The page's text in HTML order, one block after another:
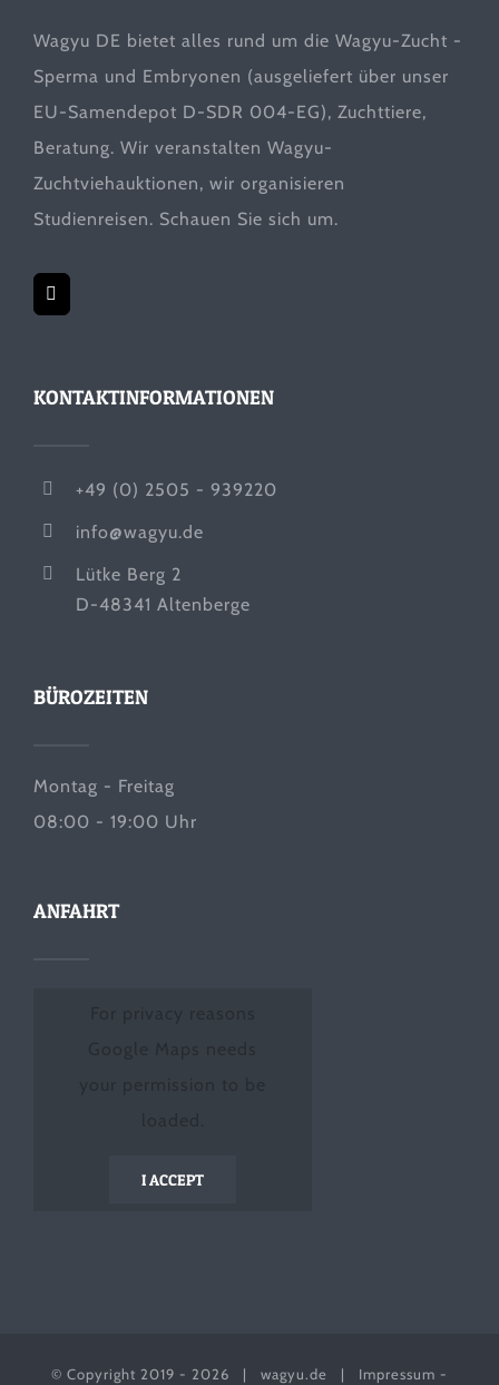
Wagyu DE bietet alles rund um die Wagyu-Zucht -
Sperma und Embryonen (ausgeliefert über unser
EU-Samendepot D-SDR 004-EG), Zuchttiere,
Beratung. Wir veranstalten Wagyu-
Zuchtviehauktionen, wir organisieren
Studienreisen. Schauen Sie sich um.
KONTAKTINFORMATIONEN
+49 (0) 2505 - 939220
info@wagyu.de
Lütke Berg 2
D-48341 Altenberge
BÜROZEITEN
Montag - Freitag
08:00 - 19:00 Uhr
ANFAHRT
I ACCEPT
© Copyright 2019 - 2026 | wagyu.de | Impressum -